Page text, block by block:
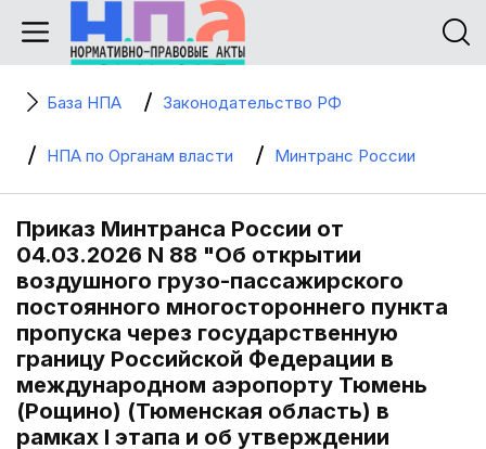
База НПА Законодательство РФ
НПА по Органам власти Минтранс России
Приказ Минтранса России от
04.03.2026 N 88 "Об открытии
воздушного грузо-пассажирского
постоянного многостороннего пункта
пропуска через государственную
границу Российской Федерации в
международном аэропорту Тюмень
(Рощино) (Тюменская область) в
рамках I этапа и об утверждении